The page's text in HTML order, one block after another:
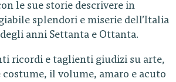
le sue storie descrivere in
splendori e miserie dell’Italia
anni Settanta e Ottanta.
ricordi e taglienti giudizi su arte,
il volume, amaro e acuto